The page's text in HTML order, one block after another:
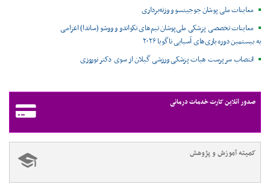
معاینات ملی پوشان جوجیتسو و وزنه‌برداری
معاینات تخصصی پزشکی ملی‌پوشان تیم‌های تکواندو و ووشو (ساندا) اعزامی
به بیستمین دوره بازی‌های آسیایی ناگویا ۲۰۲۶
انتصاب سرپرست هیات پزشکی ورزشی گیلان از سوی دکتر نوروزی
صدور آنلاین کارت خدمات درمانی
کمیته آموزش و پژوهش